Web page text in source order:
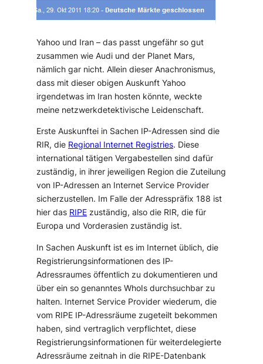
Yahoo und Iran – das passt ungefähr so gut
zusammen wie Audi und der Planet Mars,
nämlich gar nicht. Allein dieser Anachronismus,
dass mit dieser obigen Auskunft Yahoo
irgendetwas im Iran hosten könnte, weckte
meine netzwerkdetektivische Leidenschaft.
Erste Auskunftei in Sachen IP-Adressen sind die
RIR, die Regional Internet Registries. Diese
international tätigen Vergabestellen sind dafür
zuständig, in ihrer jeweiligen Region die Zuteilung
von IP-Adressen an Internet Service Provider
sicherzustellen. Im Falle der Adresspräfix 188 ist
hier das RIPE zuständig, also die RIR, die für
Europa und Vorderasien zuständig ist.
In Sachen Auskunft ist es im Internet üblich, die
Registrierungsinformationen des IP-
Adressraumes öffentlich zu dokumentieren und
über ein so genanntesWhoIs durchsuchbar zu
halten. Internet Service Provider wiederum, die
vom RIPE IP-Adressräume zugeteilt bekommen
haben, sind vertraglich verpflichtet, diese
Registrierungsinformationen für weiterdelegierte
Adressräume zeitnah in die RIPE-Datenbank